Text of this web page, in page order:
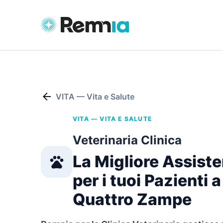
arrow_back VITA — Vita e Salute
pets
VITA — VITA E SALUTE
Veterinaria Clinica
La Migliore
per i tuoi Pazienti a
Quattro Zampe